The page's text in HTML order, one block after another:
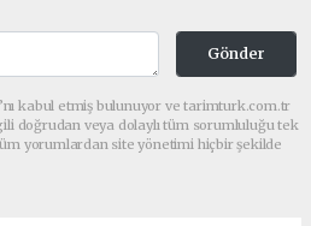
Gönder
kabul etmiş bulunuyor ve tarimturk.com.tr
doğrudan veya dolaylı tüm sorumluluğu tek
yorumlardan site yönetimi hiçbir şekilde